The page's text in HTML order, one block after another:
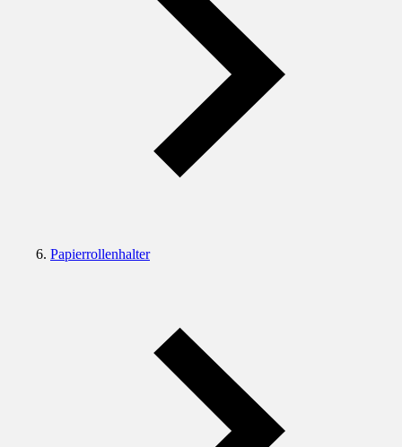
Papierrollenhalter